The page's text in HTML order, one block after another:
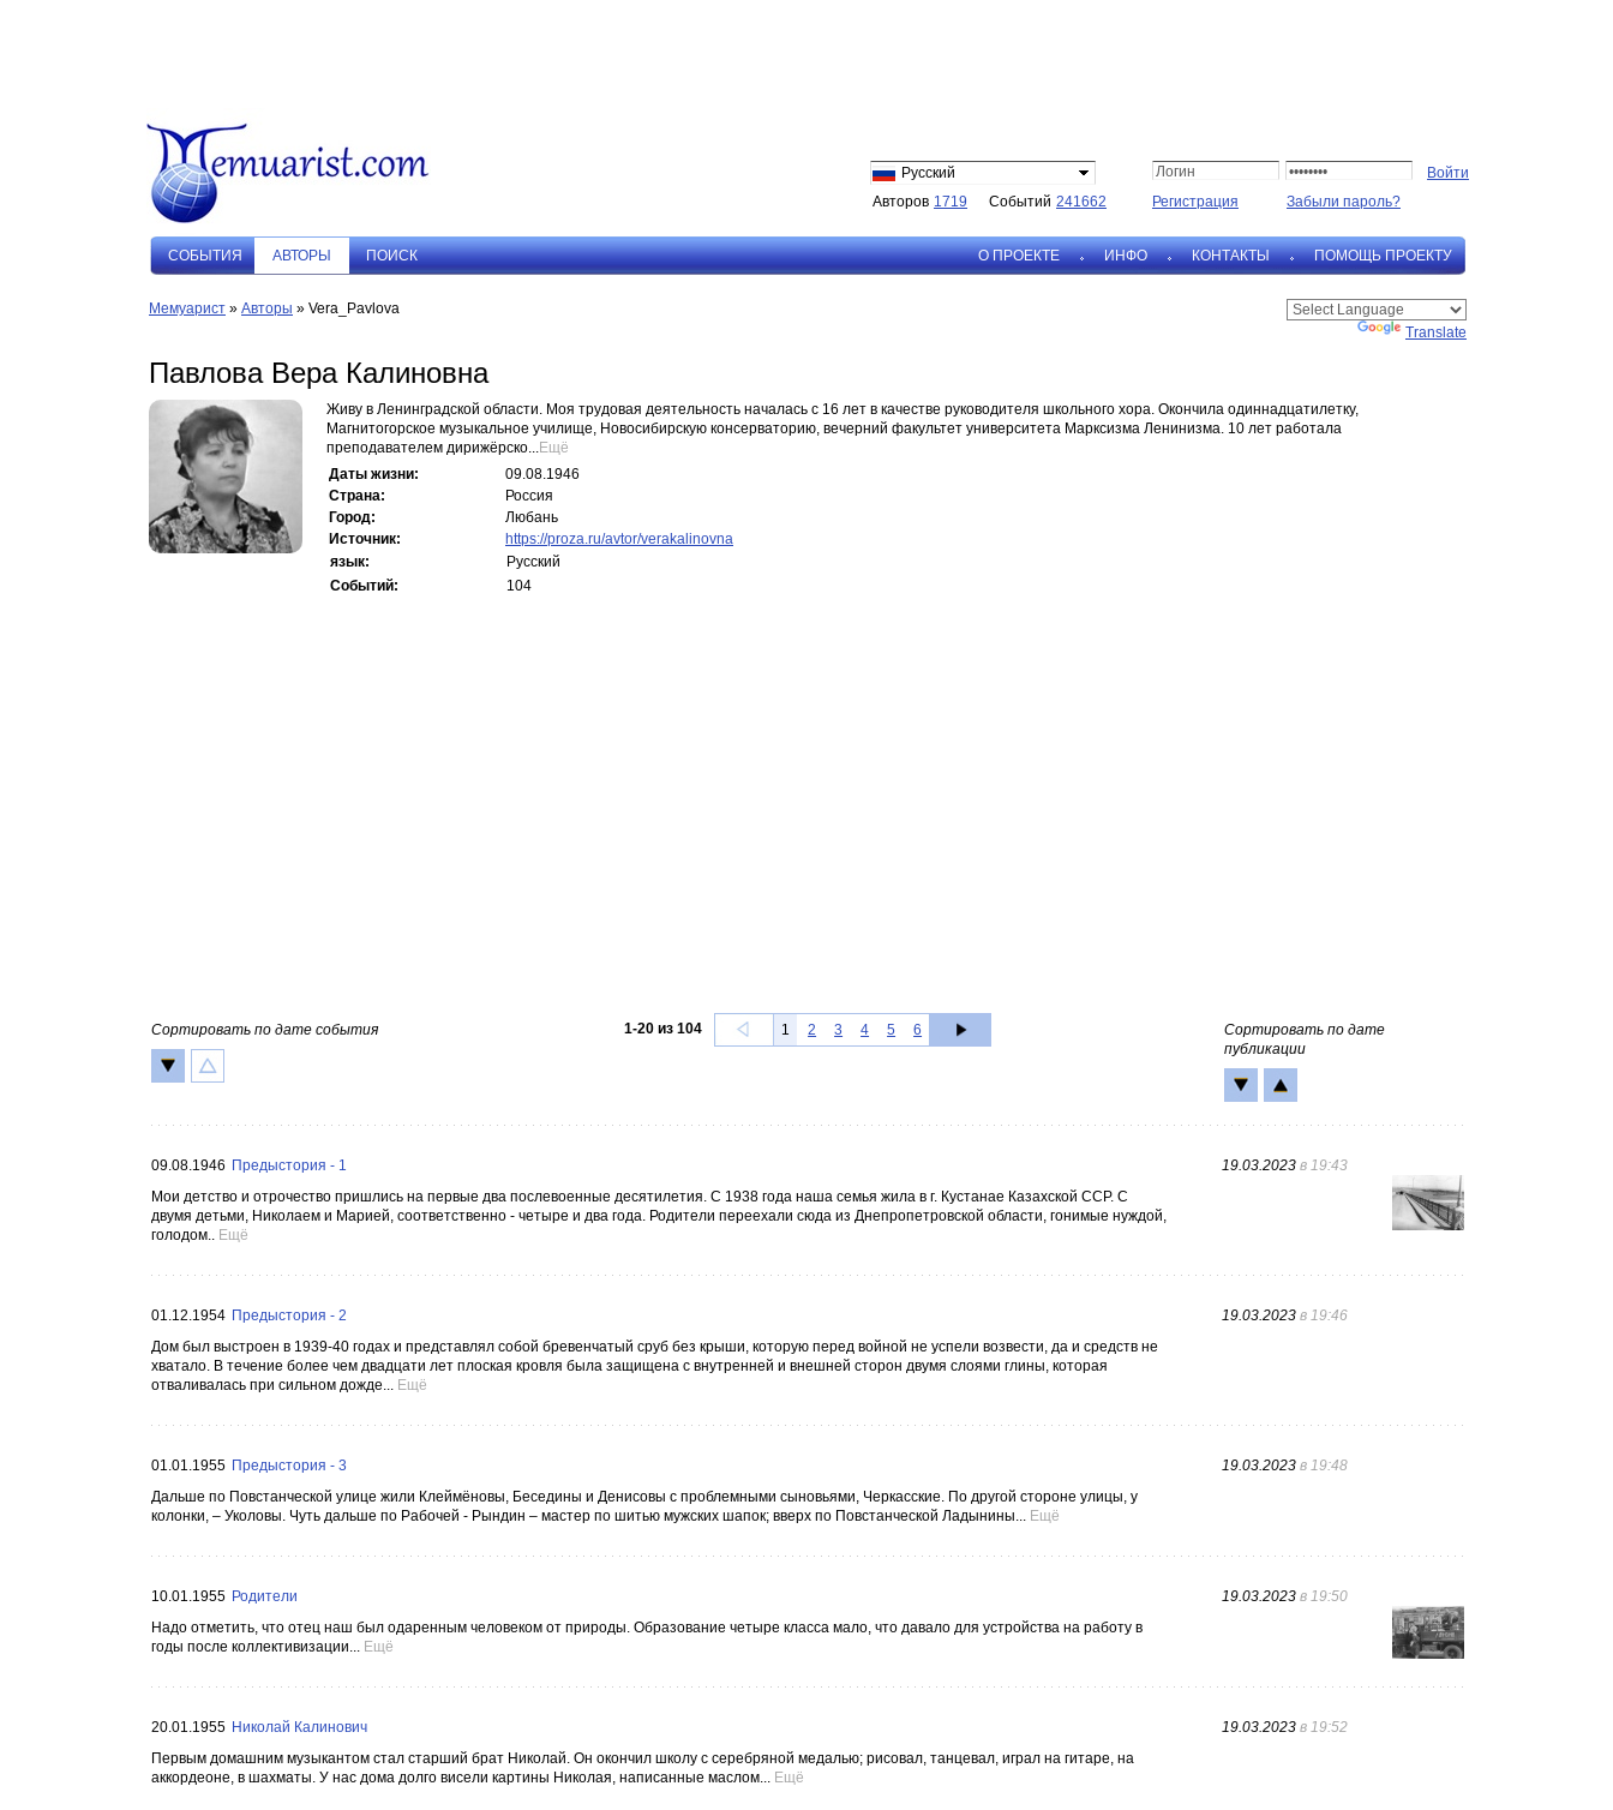
Русский
Авторов 1719 Событий 241662 Регистрация Забыли пароль?
СОБЫТИЯ АВТОРЫ ПОИСК О ПРОЕКТЕ ИНФО КОНТАКТЫ ПОМОЩЬ ПРОЕКТУ
Мемуарист » Авторы » Vera_Pavlova
Translate
Павлова Вера Калиновна
Живу в Ленинградской области. Моя трудовая деятельность началась с 16 лет в качестве руководителя школьного хора. Окончила одиннадцатилетку,
Магнитогорское музыкальное училище, Новосибирскую консерваторию, вечерний факультет университета Марксизма Ленинизма. 10 лет работала
преподавателем дирижёрско...Ещё
Даты жизни:
09.08.1946
Страна:
Россия
Город:
Любань
Источник:
https://proza.ru/avtor/verakalinovna
язык:
Русский
Событий:
104
Сортировать по дате события 1-20 из 104 1 2 3 4 5 6
Сортировать по дате
публикации
09.08.1946 Предыстория - 1
Мои детство и отрочество пришлись на первые два послевоенные десятилетия. С 1938 года наша семья жила в г. Кустанае Казахской ССР. С
двумя детьми, Николаем и Марией, соответственно - четыре и два года. Родители переехали сюда из Днепропетровской области, гонимые нуждой,
голодом.. Ещё
19.03.2023 в 19:43
01.12.1954 Предыстория - 2
Дом был выстроен в 1939-40 годах и представлял собой бревенчатый сруб без крыши, которую перед войной не успели возвести, да и средств не
хватало. В течение более чем двадцати лет плоская кровля была защищена с внутренней и внешней сторон двумя слоями глины, которая
отваливалась при сильном дожде... Ещё
19.03.2023 в 19:46
01.01.1955 Предыстория - 3
Дальше по Повстанческой улице жили Клеймёновы, Беседины и Денисовы с проблемными сыновьями, Черкасские. По другой стороне улицы, у
колонки, – Уколовы. Чуть дальше по Рабочей - Рындин – мастер по шитью мужских шапок; вверх по Повстанческой Ладынины... Ещё
19.03.2023 в 19:48
10.01.1955 Родители
Надо отметить, что отец наш был одаренным человеком от природы. Образование четыре класса мало, что давало для устройства на работу в
годы после коллективизации... Ещё
19.03.2023 в 19:50
20.01.1955 Николай Калинович
Первым домашним музыкантом стал старший брат Николай. Он окончил школу с серебряной медалью; рисовал, танцевал, играл на гитаре, на
аккордеоне, в шахматы. У нас дома долго висели картины Николая, написанные маслом... Ещё
19.03.2023 в 19:52